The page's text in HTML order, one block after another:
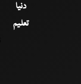
دنیا
تعلیم